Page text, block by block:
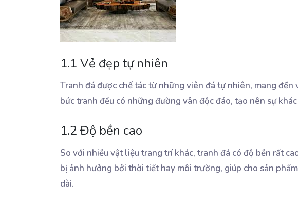
1.1 Vẻ đẹp tự nhiên
Tranh đá được chế tác từ những viên đá tự nhiên, mang đến
bức tranh đều có những đường vân độc đáo, tạo nên sự
1.2 Độ bền cao
So với nhiều vật liệu trang trí khác, tranh đá có độ bền rất
bị ảnh hưởng bởi thời tiết hay môi trường, giúp cho sản
dài.